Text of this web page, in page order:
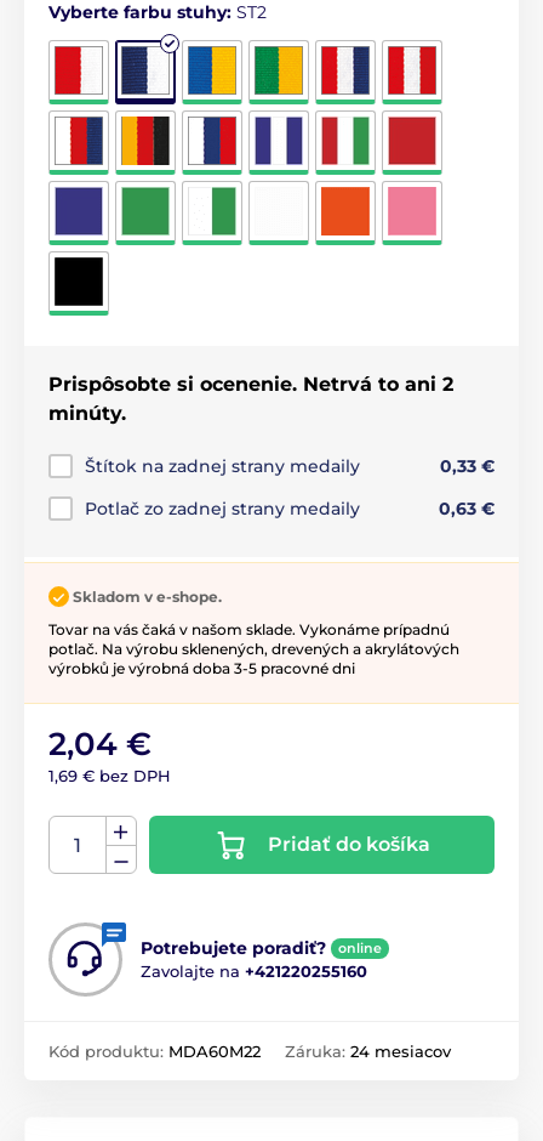
Vyberte farbu stuhy: ST2
Prispôsobte si ocenenie. Netrvá to ani 2
minúty.
Štítok na zadnej strany medaily
0,33 €
Potlač zo zadnej strany medaily
0,63 €
Skladom v e-shope.
Tovar na vás čaká v našom sklade. Vykonáme prípadnú
potlač. Na výrobu sklenených, drevených a akrylátových
výrobků je výrobná doba 3-5 pracovné dni
2,04 €
1,69 € bez DPH
Pridať do košíka
Potrebujete poradiť? online
Zavolajte na +421220255160
Kód produktu: MDA60M22 Záruka: 24 mesiacov